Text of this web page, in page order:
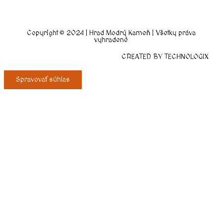
Copyright © 2024 | Hrad Modrý Kameň | Všetky práva
vyhradené
CREATED BY TECHNOLOGIX
Spravovať súhlas